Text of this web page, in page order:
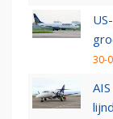
30-